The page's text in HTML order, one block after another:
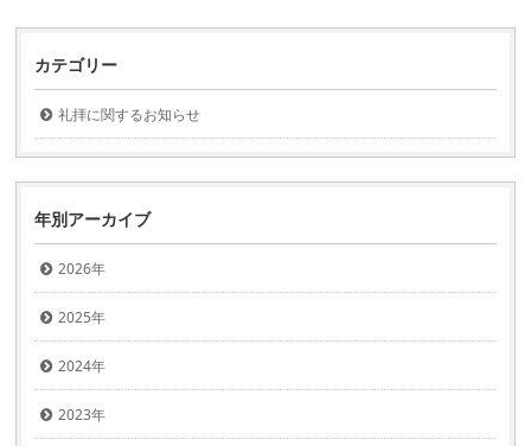
カテゴリー
礼拝に関するお知らせ
年別アーカイブ
2026年
2025年
2024年
2023年